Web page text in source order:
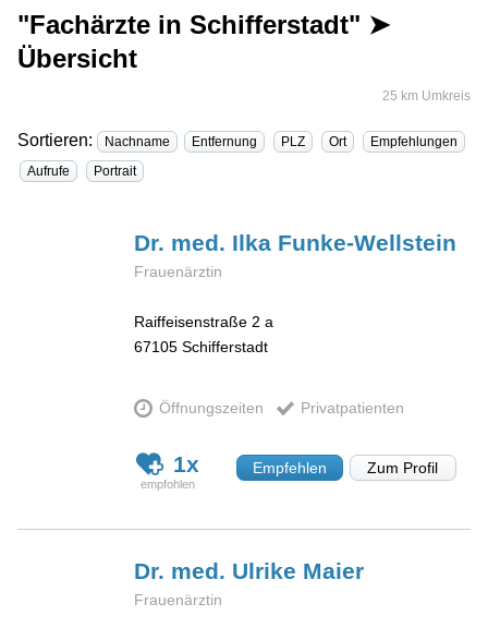
"Fachärzte in Schifferstadt" ➤
Übersicht
25 km Umkreis
Sortieren: Nachname Entfernung PLZ Ort
Empfehlungen
Aufrufe
Portrait
Dr. med. Ilka Funke-Wellstein
Frauenärztin
Raiffeisenstraße 2 a
67105 Schifferstadt
Öffnungszeiten Privatpatienten
1x Empfehlen Zum Profil
Dr. med. Ulrike Maier
Frauenärztin